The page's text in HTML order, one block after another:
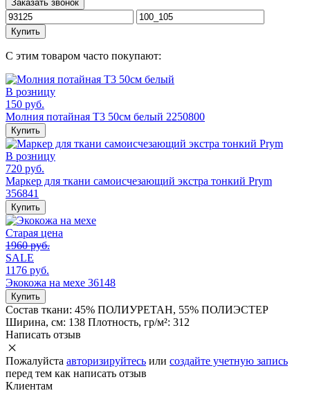
Заказать звонок
Купить
С этим товаром часто покупают:
В розницу
150 руб.
Молния потайная Т3 50см белый 2250800
Купить
В розницу
720 руб.
Маркер для ткани самоисчезающий экстра тонкий Prym
356841
Купить
Старая цена
1960 руб.
SALE
1176 руб.
Экокожа на мехе 36148
Купить
Состав ткани: 45% ПОЛИУРЕТАН, 55% ПОЛИЭСТЕР
Ширина, см: 138 Плотность, гр/м²: 312
Написать отзыв
Пожалуйста авторизируйтесь или создайте учетную запись
перед тем как написать отзыв
Клиентам